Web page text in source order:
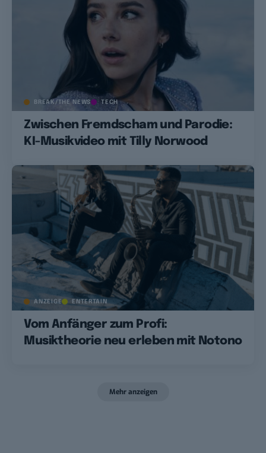
BREAK/THE NEWS TECH
Zwischen Fremdscham und Parodie:
KI-Musikvideo mit Tilly Norwood
ANZEIGE ENTERTAIN
Vom Anfänger zum Profi:
Musiktheorie neu erleben mit Notono
Mehr anzeigen